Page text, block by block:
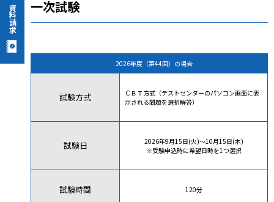
資料請求 一次試験
2026年度（第44回）の場合
試験方式
ＣＢＴ方式（テストセンターのパソコン画面に表
示される問題を選択解答）
試験日
2026年9月15日(火)～10月15日(木)
※受験申込時に希望日時を1つ選択
試験時間 120分